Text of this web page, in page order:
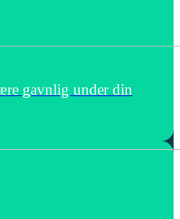
gavnlig under din